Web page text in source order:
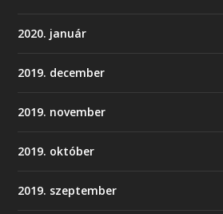
2020. január
2019. december
2019. november
2019. október
2019. szeptember